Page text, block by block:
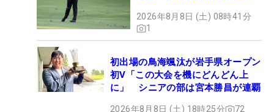
2026年8月8日 (土) 08時41分
1
初出場の鳥海颯汰が岩手県オープン
初V「この大会を機にどんどん上
に」 シニアの部は宮本勝昌が連覇
2026年8月8日 (土) 18時25分 72